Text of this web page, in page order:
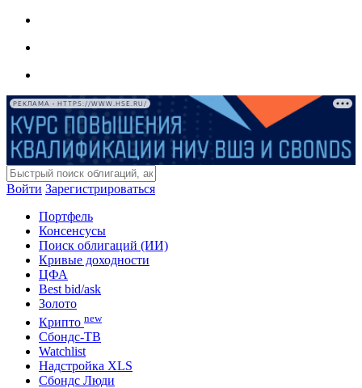
РЕКЛАМА • HTTPS://WWW.HSE.RU/
Войти Зарегистрироваться
Портфель
Консенсусы
Поиск облигаций (ИИ)
Кривые доходности
ЦФА
Best bid/ask
Золото
Крипто new
Сбондс-ТВ
Watchlist
Надстройка XLS
Сбондс Люди